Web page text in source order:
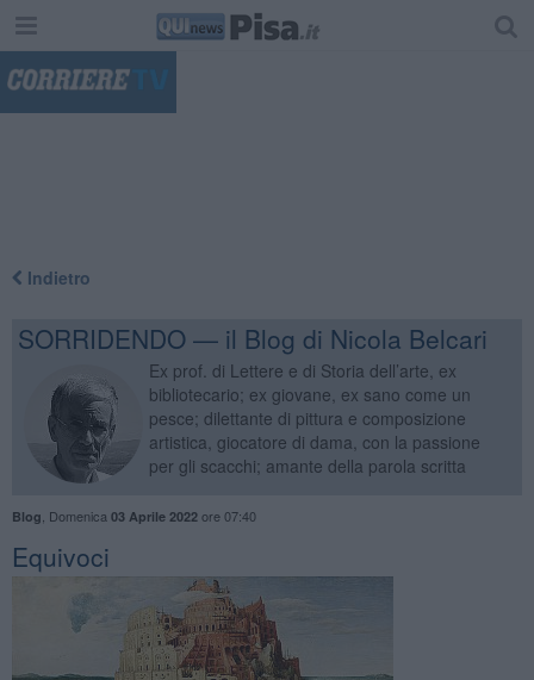
Indietro
SORRIDENDO — il Blog di Nicola Belcari
Ex prof. di Lettere e di Storia dell’arte, ex
bibliotecario; ex giovane, ex sano come un
pesce; dilettante di pittura e composizione
artistica, giocatore di dama, con la passione
per gli scacchi; amante della parola scritta
Blog Domenica 03 Aprile 2022ore 07:40
Equivoci